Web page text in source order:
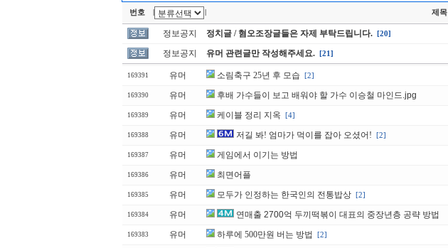
번호 제목
정보공지 정치글 / 혐오조장글들은 자제 부탁드립니다. [20]
정보공지 유머 관련글만 작성해주세요. [21]
169391 유머 소림축구 25년 후 모습 [2]
169390 유머 후배 가수들이 보고 배워야 할 가수 이승철 마인드.jpg
169389 유머 케이블 정리 지옥 [4]
169388 유머 저길 봐! 엄마가 먹이를 잡아 오셨어! [2]
169387 유머 게임에서 이기는 방법
169386 유머 최면어플
169385 유머 모두가 인정하는 한국인의 전통밥상 [2]
169384 유머 연매출 2700억 두끼떡볶이 대표의 중장년층 공략 방법
169383 유머 하루에 500만원 버는 방법 [2]